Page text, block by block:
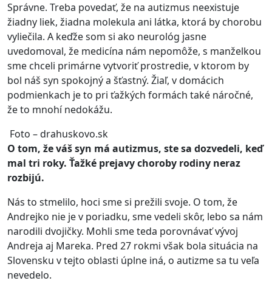
Správne. Treba povedať, že na autizmus neexistuje
žiadny liek, žiadna molekula ani látka, ktorá by chorobu
vyliečila. A keďže som si ako neurológ jasne
uvedomoval, že medicína nám nepomôže, s manželkou
sme chceli primárne vytvoriť prostredie, v ktorom by
bol náš syn spokojný a šťastný. Žiaľ, v domácich
podmienkach je to pri ťažkých formách také náročné,
že to mnohí nedokážu.
Foto – drahuskovo.sk
O tom, že váš syn má autizmus, ste sa dozvedeli, keď
mal tri roky. Ťažké prejavy choroby rodiny neraz
rozbijú.
Nás to stmelilo, hoci sme si prežili svoje. O tom, že
Andrejko nie je v poriadku, sme vedeli skôr, lebo sa nám
narodili dvojičky. Mohli sme teda porovnávať vývoj
Andreja aj Mareka. Pred 27 rokmi však bola situácia na
Slovensku v tejto oblasti úplne iná, o autizme sa tu veľa
nevedelo.